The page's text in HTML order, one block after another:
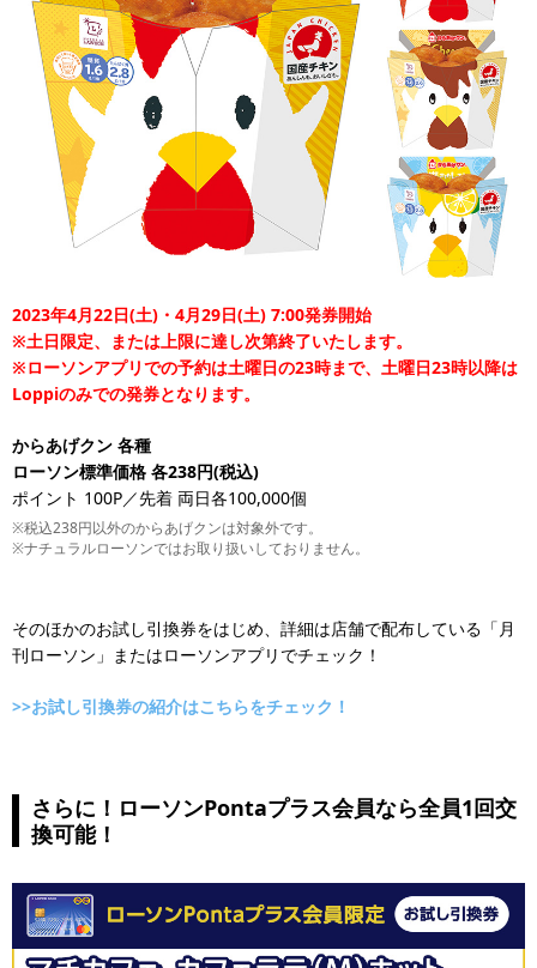
2023年4月22日(土)・4月29日(土) 7:00発券開始
※土日限定、または上限に達し次第終了いたします。
※ローソンアプリでの予約は土曜日の23時まで、土曜日23時以降は
Loppiのみでの発券となります。
からあげクン 各種
ローソン標準価格 各238円(税込)
ポイント 100P／先着 両日各100,000個
※税込238円以外のからあげクンは対象外です。
※ナチュラルローソンではお取り扱いしておりません。
そのほかのお試し引換券をはじめ、詳細は店舗で配布している「月
刊ローソン」またはローソンアプリでチェック！
>>お試し引換券の紹介はこちらをチェック！
さらに！ローソンPontaプラス会員なら全員1回交
換可能！